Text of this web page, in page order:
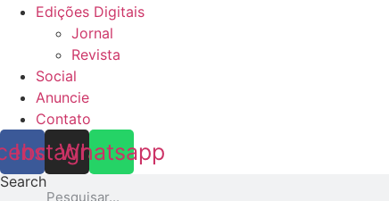
Edições Digitais
Jornal
Revista
Social
Anuncie
Contato
Instagram
Whatsapp
Search